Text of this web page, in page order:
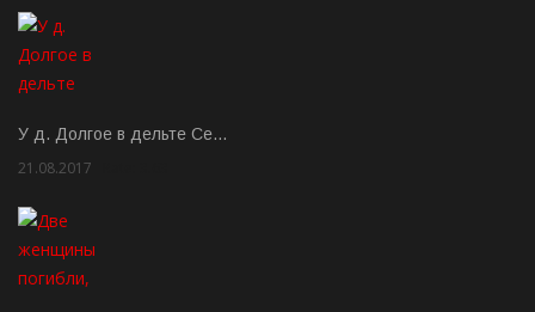
У д. Долгое в дельте Се…
21.08.2017